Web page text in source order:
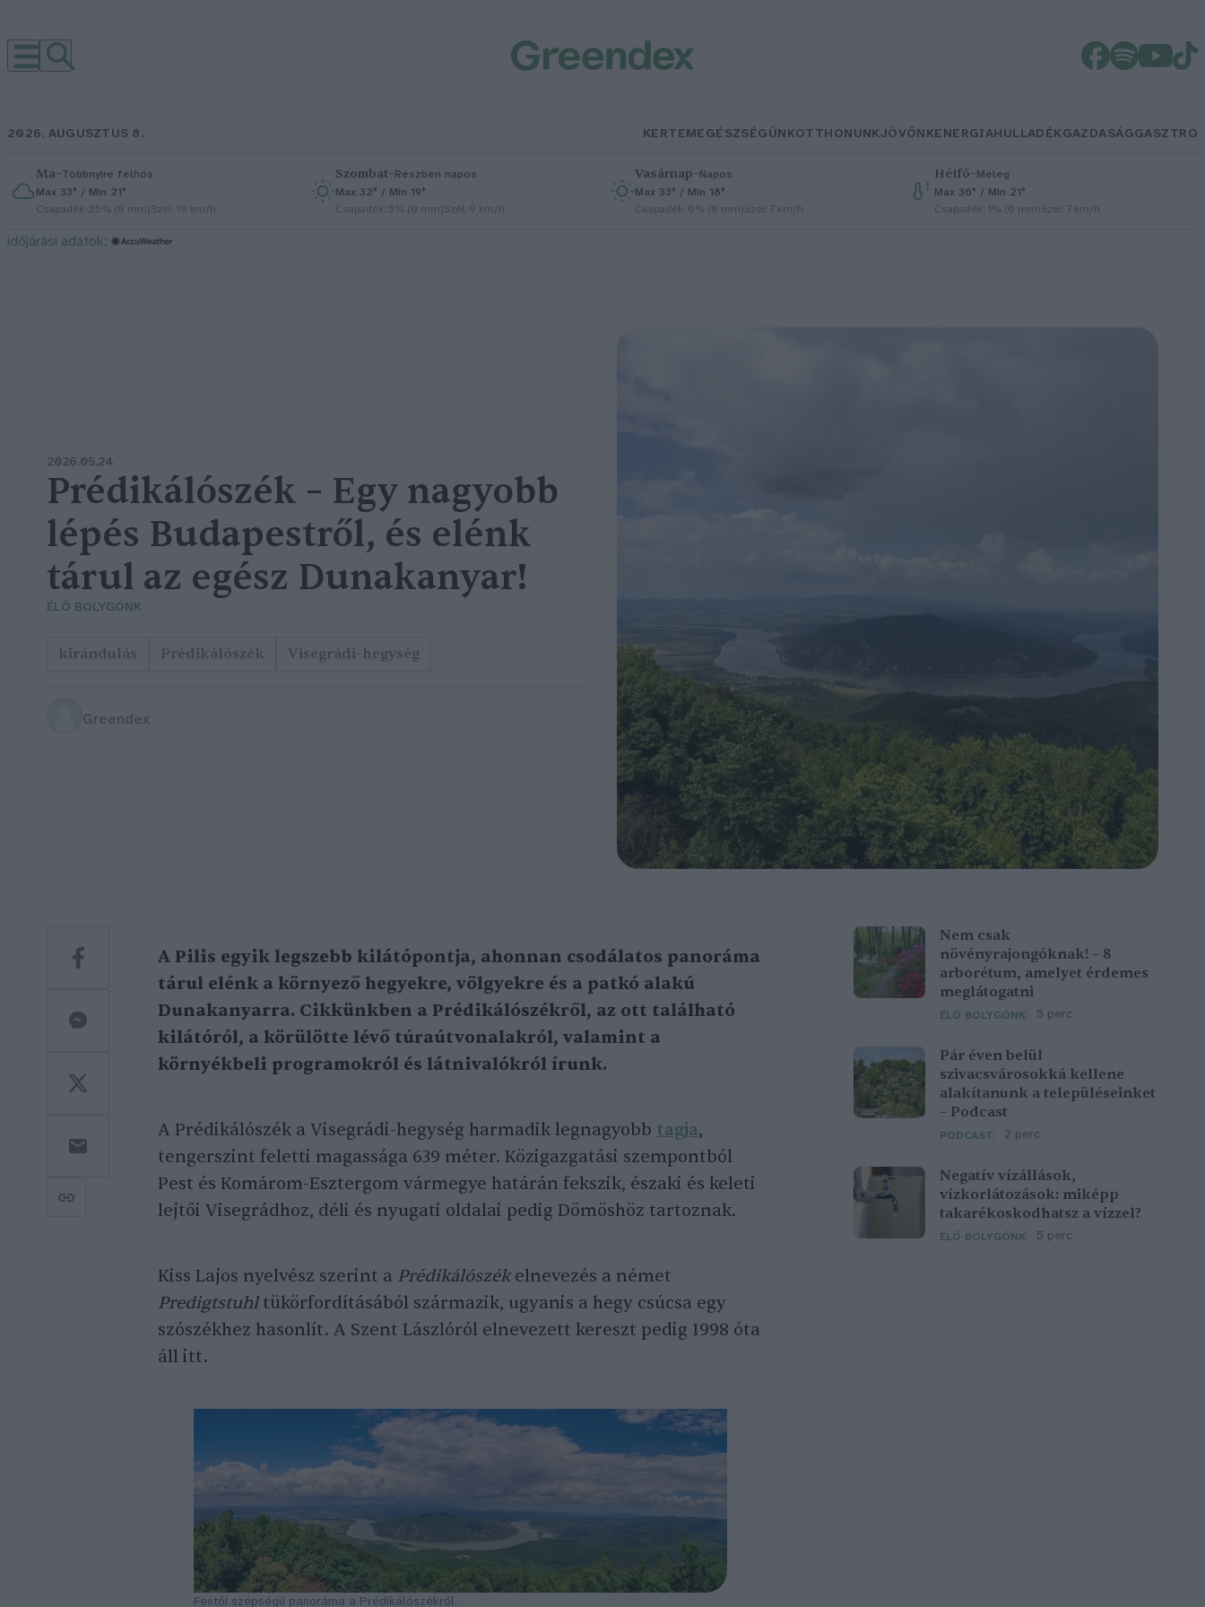
2026. AUGUSZTUS 8. KERTEMEGÉSZSÉGÜNKOTTHONUNKJÖVŐNKENERGIAHULLADÉKGAZDASÁGGASZTRO
Ma–Többnyire felhős
Max 33° / Min 21°
Csapadék: 25% (0 mm)Szél: 19 km/h
Szombat–Részben napos
Max 32° / Min 19°
Csapadék: 5% (0 mm)Szél: 9 km/h
Vasárnap–Napos
Max 33° / Min 18°
Csapadék: 0% (0 mm)Szél: 7 km/h
Hétfő–Meleg
Max 36° / Min 21°
Csapadék: 1% (0 mm)Szél: 7 km/h
időjárási adatok:
2026.05.24
Prédikálószék – Egy nagyobb
lépés Budapestről, és elénk
tárul az egész Dunakanyar!
ÉLŐ BOLYGÓNK
kirándulás Prédikálószék Visegrádi-hegység
Greendex
A Pilis egyik legszebb kilátópontja, ahonnan csodálatos panoráma
tárul elénk a környező hegyekre, völgyekre és a patkó alakú
Dunakanyarra. Cikkünkben a Prédikálószékről, az ott található
kilátóról, a körülötte lévő túraútvonalakról, valamint a
környékbeli programokról és látnivalókról írunk.
A Prédikálószék a Visegrádi-hegység harmadik legnagyobb tagja,
tengerszint feletti magassága 639 méter. Közigazgatási szempontból
Pest és Komárom-Esztergom vármegye határán fekszik, északi és keleti
lejtői Visegrádhoz, déli és nyugati oldalai pedig Dömöshöz tartoznak.
Kiss Lajos nyelvész szerint a Prédikálószékelnevezés a német
Predigtstuhltükörfordításából származik, ugyanis a hegy csúcsa egy
szószékhez hasonlít. A Szent Lászlóról elnevezett kereszt pedig 1998 óta
áll itt.
Festői szépségű panoráma a Prédikálószékről.
Nem csak
növényrajongóknak! – 8
arborétum, amelyet érdemes
meglátogatni
ÉLŐ BOLYGÓNK 5 perc
Pár éven belül
szivacsvárosokká kellene
alakítanunk a településeinket
– Podcast
PODCAST 2 perc
Negatív vízállások,
vízkorlátozások: miképp
takarékoskodhatsz a vízzel?
ÉLŐ BOLYGÓNK 5 perc